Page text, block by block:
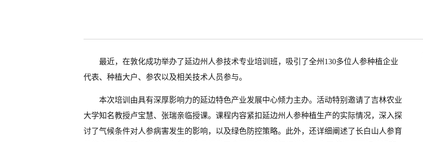
最近，在敦化成功举办了延边州人参技术专业培训班，吸引了全州130多位人参种植企业
代表、种植大户、参农以及相关技术人员参与。
本次培训由具有深厚影响力的延边特色产业发展中心倾力主办。活动特别邀请了吉林农业
大学知名教授卢宝慧、张瑞亲临授课。课程内容紧扣延边州人参种植生产的实际情况，深入探
讨了气候条件对人参病害发生的影响，以及绿色防控策略。此外，还详细阐述了长白山人参育